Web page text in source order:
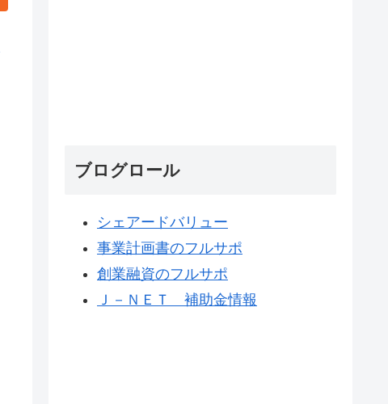
ブログロール
シェアードバリュー
事業計画書のフルサポ
創業融資のフルサポ
Ｊ－ＮＥＴ 補助金情報